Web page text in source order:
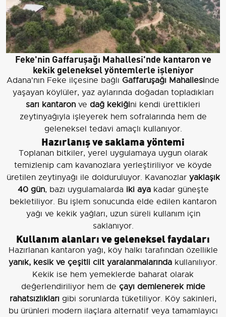
Feke'nin Gaffaruşağı Mahallesi'nde kantaron ve
kekik geleneksel yöntemlerle işleniyor
Adana'nın Feke ilçesine bağlı Gaffaruşağı Mahallesinde
yaşayan köylüler, yaz aylarında doğadan topladıkları
sarı kantaron ve dağ kekiğini kendi ürettikleri
zeytinyağıyla işleyerek hem sofralarında hem de
geleneksel tedavi amaçlı kullanıyor.
Hazırlanış ve saklama yöntemi
Toplanan bitkiler, yerel uygulamaya uygun olarak
temizlenip cam kavanozlara yerleştiriliyor ve köyde
üretilen zeytinyağı ile dolduruluyor. Kavanozlar yaklaşık
40 gün, bazı uygulamalarda iki ayakadar güneşte
bekletiliyor. Bu işlem sonucunda elde edilen kantaron
yağı ve kekik yağları, uzun süreli kullanım için
saklanıyor.
Kullanım alanları ve geleneksel faydaları
Hazırlanan kantaron yağı, köy halkı tarafından özellikle
yanık, kesik ve çeşitli cilt yaralanmalarında kullanılıyor.
Kekik ise hem yemeklerde baharat olarak
değerlendiriliyor hem de çayı demlenerek mide
rahatsızlıkları gibi sorunlarda tüketiliyor. Köy sakinleri,
bu ürünleri modern ilaçlara alternatif veya tamamlayıcı